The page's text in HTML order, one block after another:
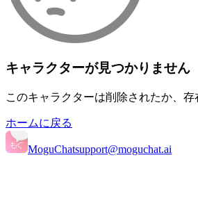
キャラクターが見つかりません
このキャラクターは削除されたか、
ホームに戻る
MoguChatsupport@moguchat.ai